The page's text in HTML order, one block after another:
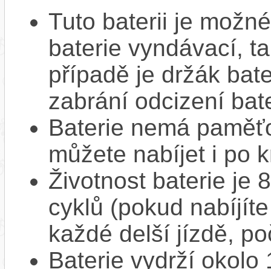
Tuto baterii je
baterie vyndávací,
případě je držák
zabrání odcizení
Baterie nemá
můžete nabíjet i po
Životnost baterie je
cyklů (pokud
každé delší jízdě,
Baterie vydrží okolo